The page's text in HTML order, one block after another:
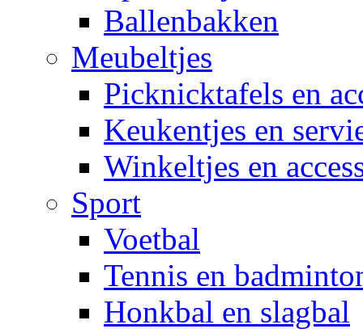
Ballenbakken
Meubeltjes
Picknicktafels en
Keukentjes en
Winkeltjes en
Sport
Voetbal
Tennis en
Honkbal en slagbal